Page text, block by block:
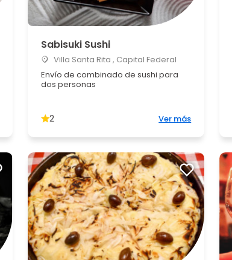
Sabisuki Sushi
Villa Santa Rita , Capital Federal
Envío de combinado de sushi para
dos personas
2 Ver más